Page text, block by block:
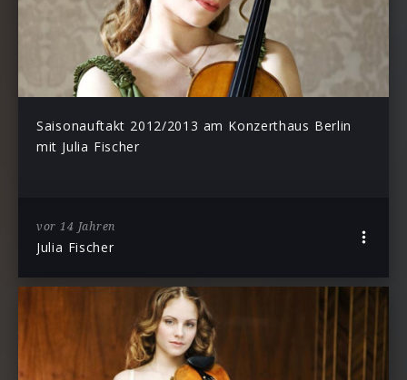
Saisonauftakt 2012/2013 am Konzerthaus Berlin
mit Julia Fischer
vor 14 Jahren
Julia Fischer